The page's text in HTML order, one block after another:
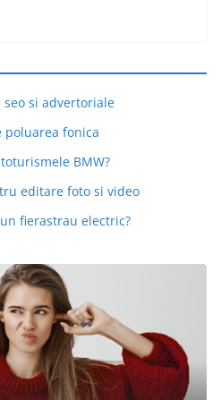
si advertoriale
poluarea fonica
BMW?
editare foto si video
fierastrau electric?